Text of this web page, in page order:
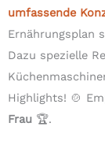
umfassende
Ernährungsplan
Dazu spezielle
Highlights! 🍲
Frau 🏆.